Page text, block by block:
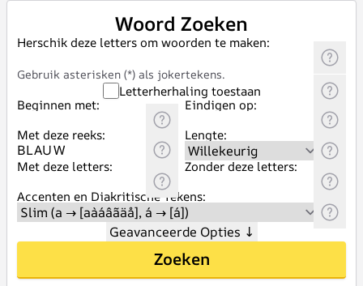
Woord Zoeken
Herschik deze letters om woorden te maken:
Gebruik asterisken (*) als jokertekens.
Letterherhaling toestaan
Beginnen met:
Eindigen op:
Met deze reeks:
Lengte:
Met deze letters:
Zonder deze letters:
Accenten en Diakritische Tekens:
Geavanceerde Opties ↓
Zoeken